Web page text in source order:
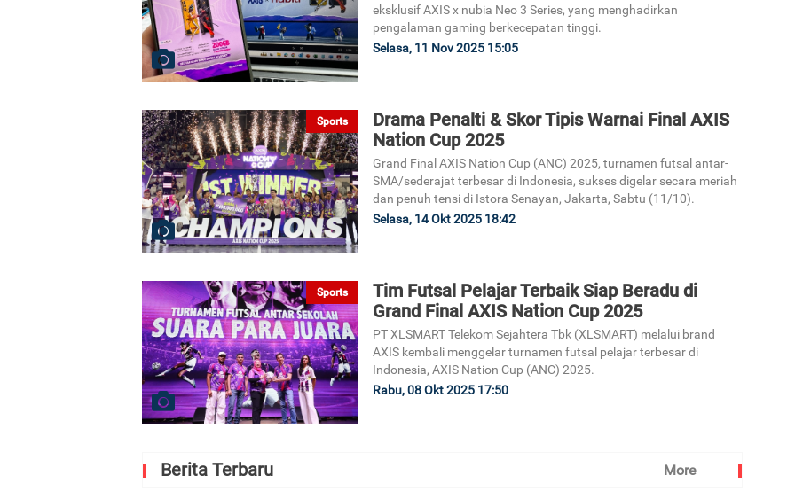
eksklusif AXIS x nubia Neo 3 Series, yang menghadirkan
pengalaman gaming berkecepatan tinggi.
Selasa, 11 Nov 2025 15:05
Sports
Drama Penalti & Skor Tipis Warnai Final AXIS
Nation Cup 2025
Grand Final AXIS Nation Cup (ANC) 2025, turnamen futsal antar-
SMA/sederajat terbesar di Indonesia, sukses digelar secara meriah
dan penuh tensi di Istora Senayan, Jakarta, Sabtu (11/10).
Selasa, 14 Okt 2025 18:42
Sports
Tim Futsal Pelajar Terbaik Siap Beradu di
Grand Final AXIS Nation Cup 2025
PT XLSMART Telekom Sejahtera Tbk (XLSMART) melalui brand
AXIS kembali menggelar turnamen futsal pelajar terbesar di
Indonesia, AXIS Nation Cup (ANC) 2025.
Rabu, 08 Okt 2025 17:50
Berita Terbaru More